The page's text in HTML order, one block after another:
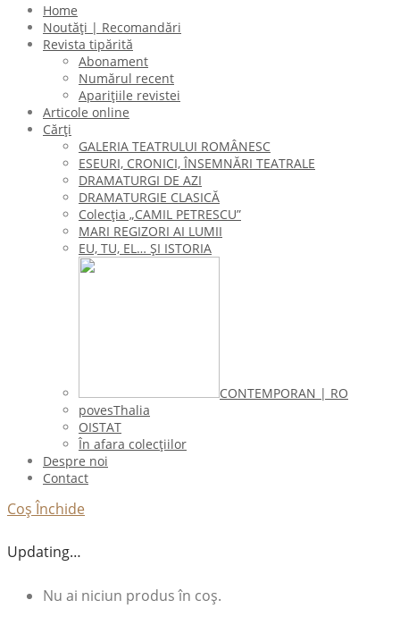
Home
Noutăți | Recomandări
Revista tipărită
Abonament
Numărul recent
Aparițiile revistei
Articole online
Cărți
GALERIA TEATRULUI ROMÂNESC
ESEURI, CRONICI, ÎNSEMNĂRI TEATRALE
DRAMATURGI DE AZI
DRAMATURGIE CLASICĂ
Colecţia „CAMIL PETRESCU”
MARI REGIZORI AI LUMII
EU, TU, EL… ŞI ISTORIA
CONTEMPORAN | RO
povesThalia
OISTAT
În afara colecţiilor
Despre noi
Contact
Coș Închide
Updating…
Nu ai niciun produs în coș.